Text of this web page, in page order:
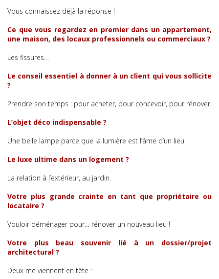
Vous connaissez déjà la réponse !
Ce que vous regardez en premier dans un appartement,
une maison, des locaux professionnels ou commerciaux ?
Les fissures…
Le conseil essentiel à donner à un client qui vous sollicite
?
Prendre son temps : pour acheter, pour concevoir, pour rénover.
L’objet déco indispensable ?
Une belle lampe parce que la lumière est l’âme d’un lieu.
Le luxe ultime dans un logement ?
La relation à l’extérieur, au jardin.
Votre plus grande crainte en tant que propriétaire ou
locataire ?
Vouloir déménager pour… rénover un nouveau lieu !
Votre plus beau souvenir lié à un dossier/projet
architectural ?
Deux me viennent en tête :